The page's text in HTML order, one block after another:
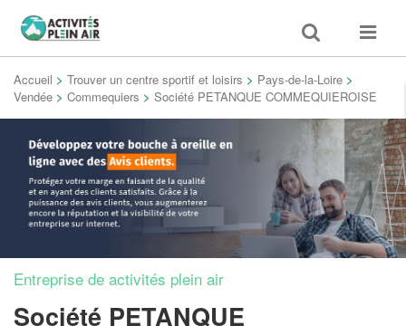
Toggle
search
Toggle
Accueil > Trouver un centre sportif et loisirs > Pays-de-la-Loire >
Vendée > Commequiers > Société PETANQUE COMMEQUIEROISE
Entreprise de activités plein air
Société PETANQUE